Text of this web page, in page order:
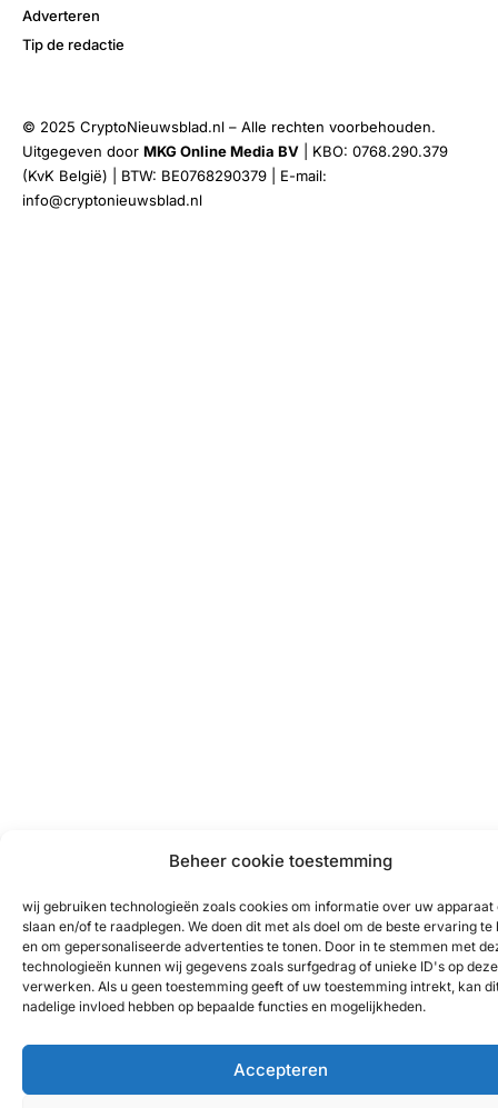
Beheer cookie toestemming
wij gebruiken technologieën zoals cookies om informatie over uw apparaat
slaan en/of te raadplegen. We doen dit met als doel om de beste ervaring te
en om gepersonaliseerde advertenties te tonen. Door in te stemmen met
technologieën kunnen wij gegevens zoals surfgedrag of unieke ID's op
verwerken. Als u geen toestemming geeft of uw toestemming intrekt, kan
nadelige invloed hebben op bepaalde functies en mogelijkheden.
Accepteren
Adverteren
Tip de redactie
© 2025 CryptoNieuwsblad.nl – Alle rechten voorbehouden.
Uitgegeven door MKG Online Media BV | KBO: 0768.290.379
(KvK België) | BTW: BE0768290379 | E-mail:
info@cryptonieuwsblad.nl